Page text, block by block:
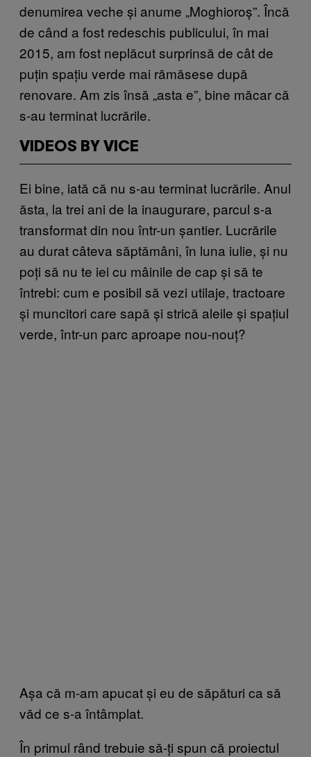
denumirea veche și anume „Moghioroș”. Încă
de când a fost redeschis publicului, în mai
2015, am fost neplăcut surprinsă de cât de
puțin spațiu verde mai rămăsese după
renovare. Am zis însă „asta e”, bine măcar că
s-au terminat lucrările.
VIDEOS BY VICE
Ei bine, iată că nu s-au terminat lucrările. Anul
ăsta, la trei ani de la inaugurare, parcul s-a
transformat din nou într-un șantier. Lucrările
au durat câteva săptămâni, în luna iulie, și nu
poți să nu te iei cu mâinile de cap și să te
întrebi: cum e posibil să vezi utilaje, tractoare
și muncitori care sapă și strică aleile și spațiul
verde, într-un parc aproape nou-nouț?
Așa că m-am apucat și eu de săpături ca să
văd ce s-a întâmplat.
În primul rând trebuie să-ți spun că proiectul